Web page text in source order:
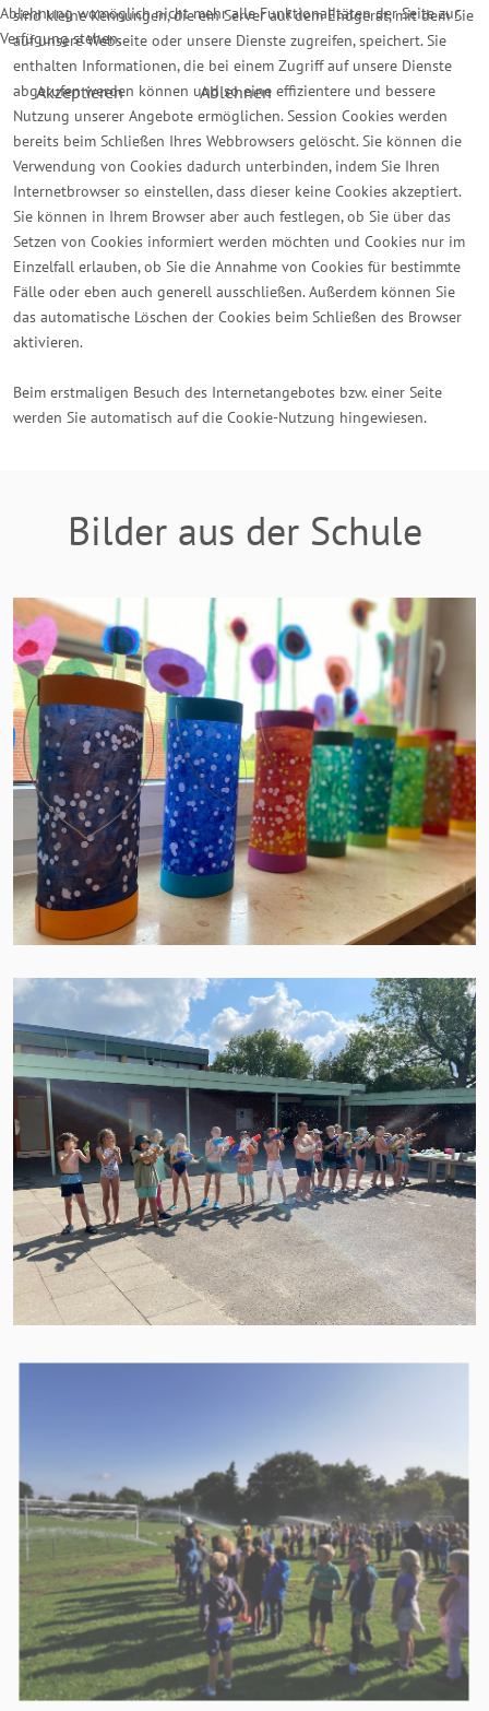
sind kleine Kennungen, die ein Server auf dem Endgerät, mit dem Sie
auf unsere Webseite oder unsere Dienste zugreifen, speichert. Sie
enthalten Informationen, die bei einem Zugriff auf unsere Dienste
abgerufen werden können und so eine effizientere und bessere
Nutzung unserer Angebote ermöglichen. Session Cookies werden
bereits beim Schließen Ihres Webbrowsers gelöscht. Sie können die
Verwendung von Cookies dadurch unterbinden, indem Sie Ihren
Internetbrowser so einstellen, dass dieser keine Cookies akzeptiert.
Sie können in Ihrem Browser aber auch festlegen, ob Sie über das
Setzen von Cookies informiert werden möchten und Cookies nur im
Einzelfall erlauben, ob Sie die Annahme von Cookies für bestimmte
Fälle oder eben auch generell ausschließen. Außerdem können Sie
das automatische Löschen der Cookies beim Schließen des Browser
aktivieren.
Beim erstmaligen Besuch des Internetangebotes bzw. einer Seite
werden Sie automatisch auf die Cookie-Nutzung hingewiesen.
Bilder aus der Schule
Ablehnung womöglich nicht mehr alle Funktionalitäten der Seite zur
Verfügung stehen.
Akzeptieren Ablehnen